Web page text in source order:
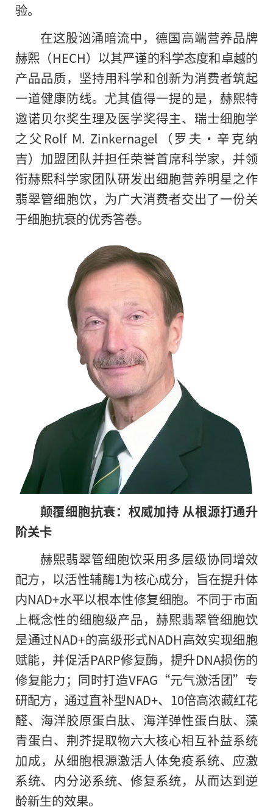
验。
在这股汹涌暗流中，德国高端营养品牌
赫熙（HECH）以其严谨的科学态度和卓越的
产品品质，坚持用科学和创新为消费者筑起
一道健康防线。尤其值得一提的是，赫熙特
邀诺贝尔奖生理及医学奖得主、瑞士细胞学
之父Rolf M. Zinkernagel（罗夫•辛克纳
吉）加盟团队并担任荣誉首席科学家，并领
衔赫熙科学家团队研发出细胞营养明星之作
翡翠管细胞饮，为广大消费者交出了一份关
于细胞抗衰的优秀答卷。
颠覆细胞抗衰：权威加持 从根源打通升
阶关卡
赫熙翡翠管细胞饮采用多层级协同增效
配方，以活性辅酶1为核心成分，旨在提升体
内NAD+水平以根本性修复细胞。不同于市面
上概念性的细胞级产品，赫熙翡翠管细胞饮
是通过NAD+的高级形式NADH高效实现细胞
赋能，并促活PARP修复酶，提升DNA损伤的
修复能力；同时打造VFAG“元气激活团”专
研配方，通过直补型NAD+、10倍高浓藏红花
醛、海洋胶原蛋白肽、海洋弹性蛋白肽、藻
青蛋白、荆芥提取物六大核心相互补益系统
加成，从细胞根源激活人体免疫系统、应激
系统、内分泌系统、修复系统，从而达到逆
龄新生的效果。